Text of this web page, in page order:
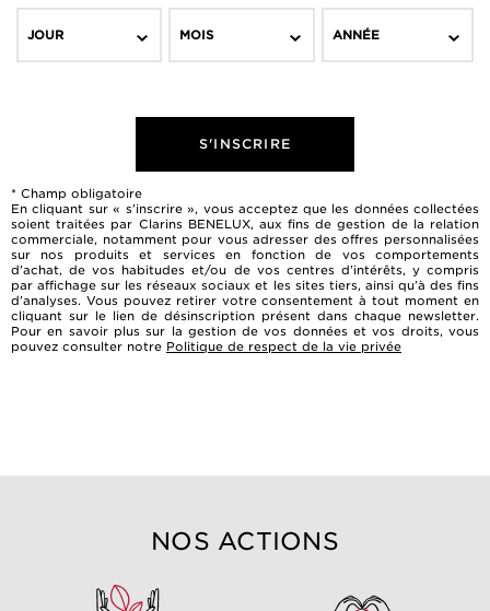
JOUR MOIS ANNÉE
S'INSCRIRE
* Champ obligatoire
En cliquant sur « s’inscrire », vous acceptez que les données collectées
soient traitées par Clarins BENELUX, aux fins de gestion de la relation
commerciale, notamment pour vous adresser des offres personnalisées
sur nos produits et services en fonction de vos comportements
d’achat, de vos habitudes et/ou de vos centres d’intérêts, y compris
par affichage sur les réseaux sociaux et les sites tiers, ainsi qu’à des fins
d’analyses. Vous pouvez retirer votre consentement à tout moment en
cliquant sur le lien de désinscription présent dans chaque newsletter.
Pour en savoir plus sur la gestion de vos données et vos droits, vous
pouvez consulter notre Politique de respect de la vie privée
NOS ACTIONS